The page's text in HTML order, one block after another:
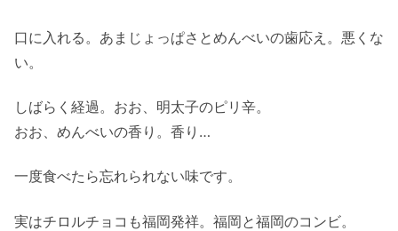
口に入れる。あまじょっぱさとめんべいの歯応え。悪くな
い。
しばらく経過。おお、明太子のピリ辛。
おお、めんべいの香り。香り…
一度食べたら忘れられない味です。
実はチロルチョコも福岡発祥。福岡と福岡のコンビ。